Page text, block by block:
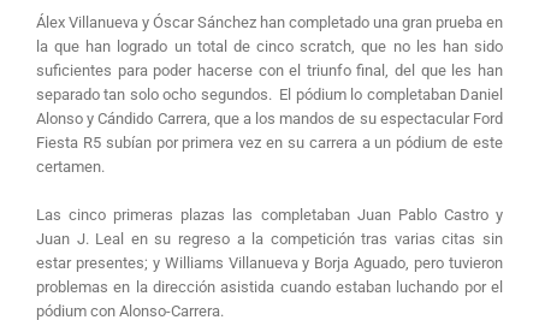
Álex Villanueva y Óscar Sánchez han completado una gran prueba en
la que han logrado un total de cinco scratch, que no les han sido
suficientes para poder hacerse con el triunfo final, del que les han
separado tan solo ocho segundos. El pódium lo completaban Daniel
Alonso y Cándido Carrera, que a los mandos de su espectacular Ford
Fiesta R5 subían por primera vez en su carrera a un pódium de este
certamen.
Las cinco primeras plazas las completaban Juan Pablo Castro y
Juan J. Leal en su regreso a la competición tras varias citas sin
estar presentes; y Williams Villanueva y Borja Aguado, pero tuvieron
problemas en la dirección asistida cuando estaban luchando por el
pódium con Alonso-Carrera.